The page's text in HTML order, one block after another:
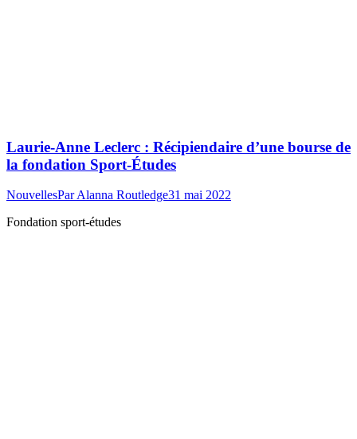
Laurie-Anne Leclerc : Récipiendaire d’une bourse de
la fondation Sport-Études
NouvellesParAlanna Routledge31 mai 2022
Fondation sport-études